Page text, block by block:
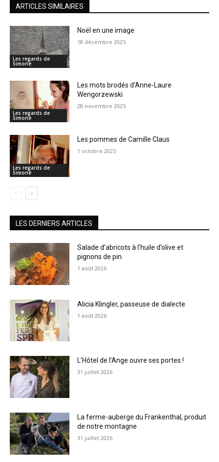
ARTICLES SIMILAIRES
Les regards de
Simone
Noël en une image
18 décembre 2025
Les regards de
Simone
Les mots brodés d’Anne-Laure
Wengorzewski
28 novembre 2025
Les regards de
Simone
Les pommes de Camille Claus
1 octobre 2025
LES DERNIERS ARTICLES
Salade d’abricots à l’huile d’olive et
pignons de pin
1 août 2026
Alicia Klingler, passeuse de dialecte
1 août 2026
L’Hôtel de l’Ange ouvre ses portes !
31 juillet 2026
La ferme-auberge du Frankenthal, produit
de notre montagne
31 juillet 2026